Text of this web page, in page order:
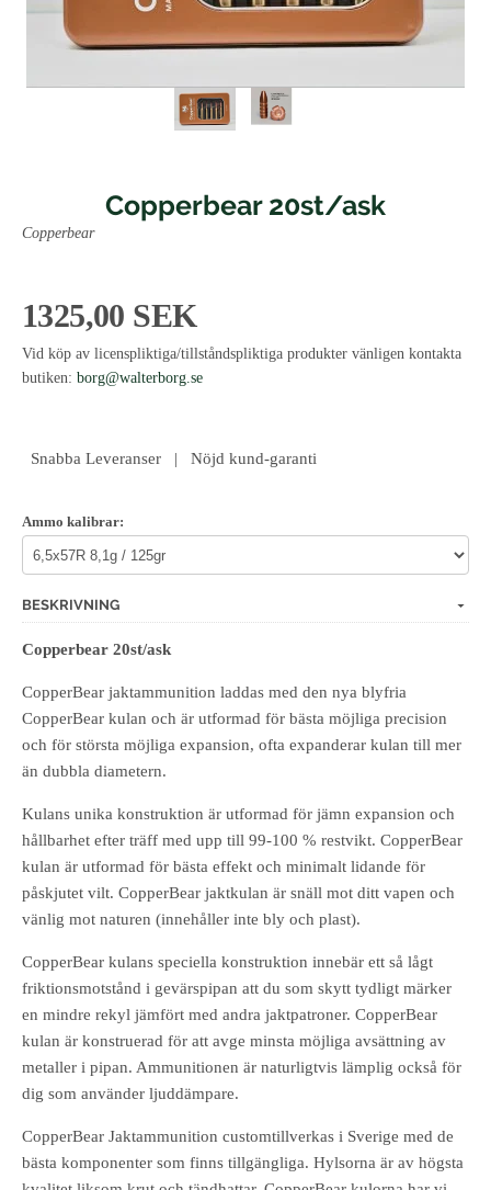
Copperbear 20st/ask
Copperbear
1325,00 SEK
Vid köp av licenspliktiga/tillståndspliktiga produkter vänligen kontakta
butiken: borg@walterborg.se
Snabba Leveranser | Nöjd kund-garanti
Ammo kalibrar:
BESKRIVNING
Copperbear 20st/ask
CopperBear jaktammunition laddas med den nya blyfria
CopperBear kulan och är utformad för bästa möjliga precision
och för största möjliga expansion, ofta expanderar kulan till mer
än dubbla diametern.
Kulans unika konstruktion är utformad för jämn expansion och
hållbarhet efter träff med upp till 99-100 % restvikt. CopperBear
kulan är utformad för bästa effekt och minimalt lidande för
påskjutet vilt. CopperBear jaktkulan är snäll mot ditt vapen och
vänlig mot naturen (innehåller inte bly och plast).
CopperBear kulans speciella konstruktion innebär ett så lågt
friktionsmotstånd i gevärspipan att du som skytt tydligt märker
en mindre rekyl jämfört med andra jaktpatroner. CopperBear
kulan är konstruerad för att avge minsta möjliga avsättning av
metaller i pipan. Ammunitionen är naturligtvis lämplig också för
dig som använder ljuddämpare.
CopperBear Jaktammunition customtillverkas i Sverige med de
bästa komponenter som finns tillgängliga. Hylsorna är av högsta